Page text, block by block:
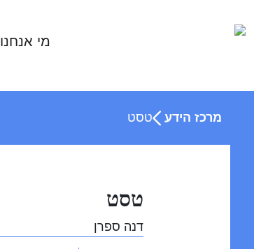
מי אנחנו
מרכז הידע טסט
טסט
דנה ספרן